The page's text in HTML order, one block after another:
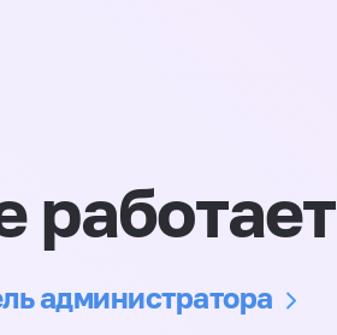
работает
администратора